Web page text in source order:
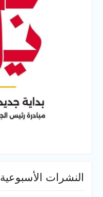
النشرات الأسبوعية